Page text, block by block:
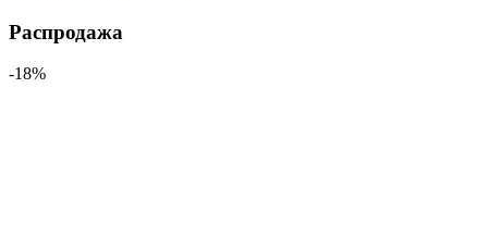
Распродажа
-18%